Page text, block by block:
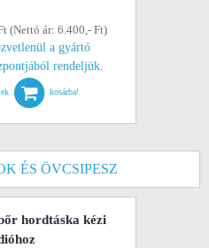
(Nettó ár: 6.400,- Ft)
a gyártó
rendeljük.
kosárba!
ÉS ÖVCSIPESZ
hordtáska kézi